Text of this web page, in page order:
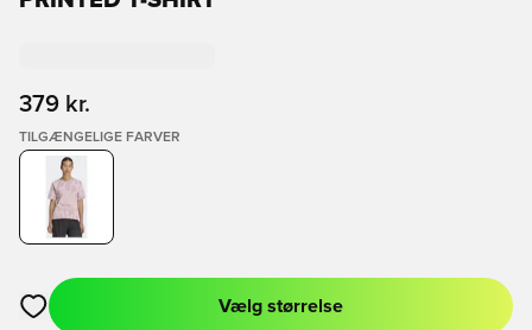
379 kr.
TILGÆNGELIGE FARVER
Åbner en Modal til at logge ind eller tilmelde dig som medlem
Vælg størrelse